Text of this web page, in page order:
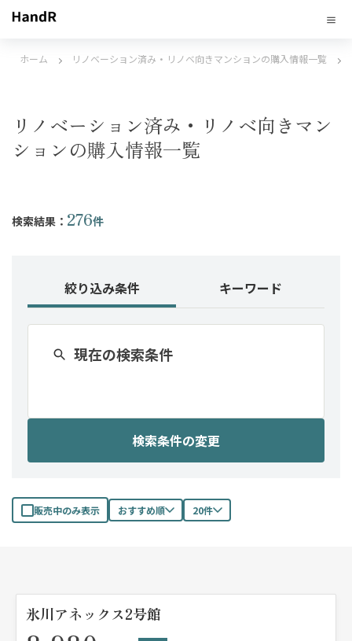
ホーム リノベーション済み・リノベ向きマンションの購入情報一覧
リノベーション済み・リノベ向きマン
ションの購入情報一覧
検索結果： 276件
絞り込み条件 キーワード
現在の検索条件
検索条件の変更
販売中のみ表示 おすすめ順 20件
氷川アネックス2号館